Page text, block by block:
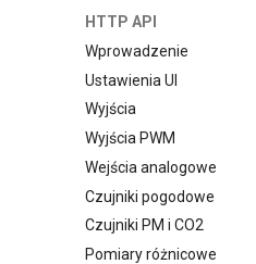
HTTP API
Wprowadzenie
Ustawienia UI
Wyjścia
Wyjścia PWM
Wejścia analogowe
Czujniki pogodowe
Czujniki PM i CO2
Pomiary różnicowe